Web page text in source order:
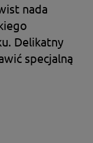
nada
Delikatny
specjalną